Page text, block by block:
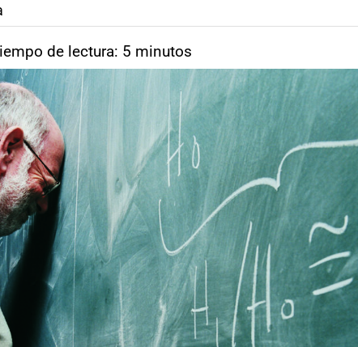
de lectura: 5 minutos